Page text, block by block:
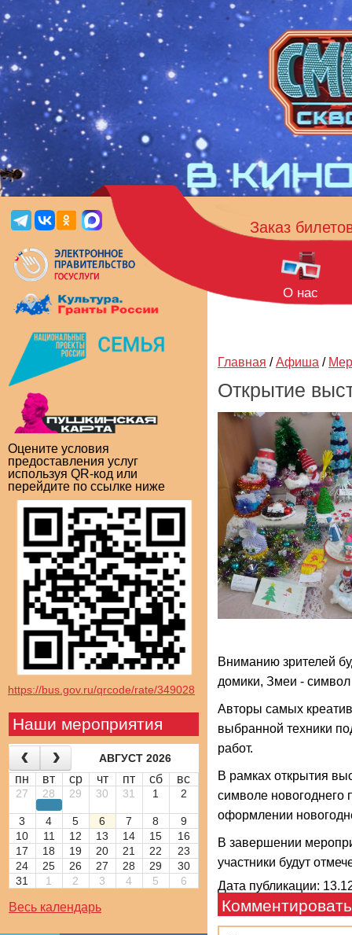
Оцените условия
предоставления услуг
используя QR-код или
перейдите по ссылке ниже
https://bus.gov.ru/qrcode/rate/349028
Наши мероприятия
АВГУСТ 2026
пн вт ср чт пт сб вс
27 28 29 30 31 1 2
3 4 5 6 7 8
9
10
11 12 13 14 15
16
17
18 19 20 21 22
23
24
25 26 27 28 29
30
31
1 2 3 4 5 6
Весь календарь
Заказ
О нас
Главная / Афиша /
Открытие
Вниманию зрителей
домики, Змеи - символ
Авторы самых
выбранной техники
работ.
В рамках открытия
символе новогоднего
оформлении
В завершении
участники будут
Дата публикации:
Комментировать